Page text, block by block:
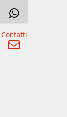
Contatti